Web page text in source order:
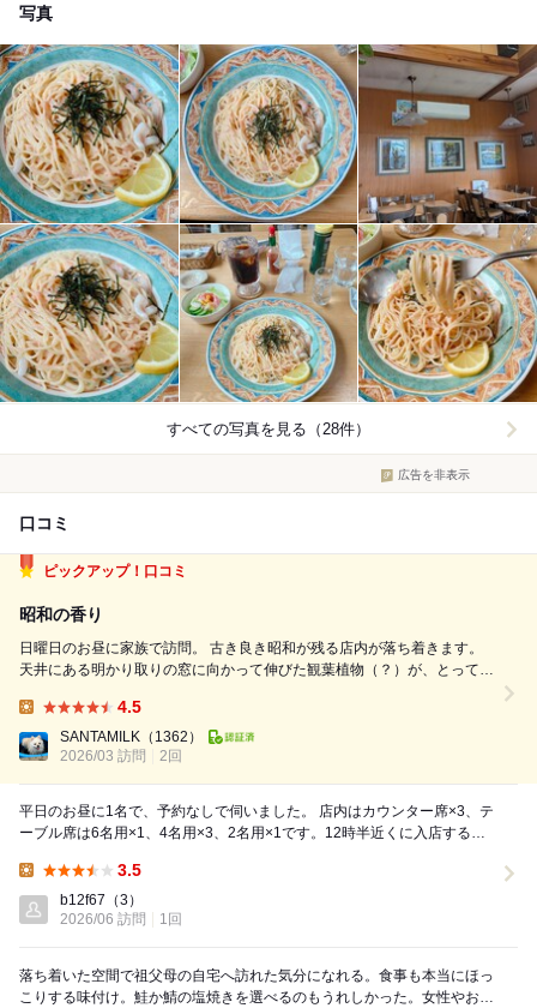
写真
すべての写真を見る（28件）
広告を非表示
口コミ
ピックアップ！口コミ
昭和の香り
日曜日のお昼に家族で訪問。 古き良き昭和が残る店内が落ち着きます。
天井にある明かり取りの窓に向かって伸びた観葉植物（？）が、とっても
キ950円。コーヒーが付いて、この価格はとてもリーズナブル。 連れと両
親は和風弁当コーヒ...
4.5
SANTAMILK （1362）
2026/03 訪問
2回
平日のお昼に1名で、予約なしで伺いました。 店内はカウンター席×3、テ
ーブル席は6名用×1、4名用×3、2名用×1です。12時半近くに入店すると
3.5
b12f67 （3）
2026/06 訪問
1回
落ち着いた空間で祖父母の自宅へ訪れた気分になれる。食事も本当にほっ
こりする味付け。鮭か鯖の塩焼きを選べるのもうれしかった。女性やお年